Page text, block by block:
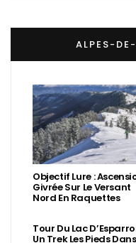
ALPES-
Objectif Lure :
Givrée Sur Le Versant
Nord En Raquettes
Tour Du Lac
Un Trek Les Pieds Dans